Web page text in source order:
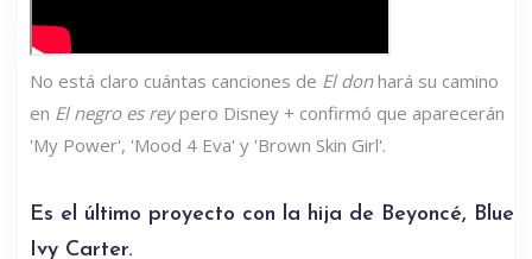
No está claro cuántas canciones de El donhará su camino
en El negro es reypero Disney + confirmó que aparecerán
'My Power', 'Mood 4 Eva' y 'Brown Skin Girl'.
Es el último proyecto con la hija de Beyoncé, Blue
Ivy Carter.